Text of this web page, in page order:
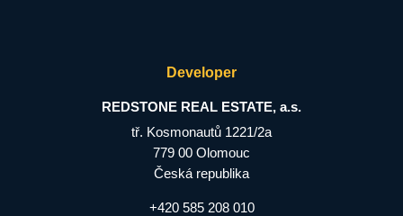
Developer
REDSTONE REAL ESTATE, a.s.
tř. Kosmonautů 1221/2a
779 00 Olomouc
Česká republika
+420 585 208 010